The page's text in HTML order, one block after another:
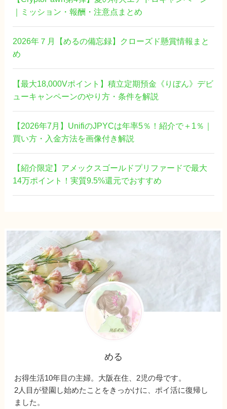
｜ミッション・報酬・注意点まとめ
2026年７月【めるの備忘録】クローズド懸賞情報まと
め
【最大18,000Vポイント】積立定期預金《りぼん》デビ
ューキャンペーンのやり方・条件を解説
【2026年7月】UnifiのJPYCは年率5％！紹介で＋1％｜
買い方・入金方法を画像付き解説
【紹介限定】アメックスゴールドプリファードで最大
14万ポイント！実質9.5%還元でおすすめ
める
お得生活10年目の主婦。大阪在住、2児の母です。
2人目が登園し始めたことをきっかけに、ポイ活に復帰し
ました。